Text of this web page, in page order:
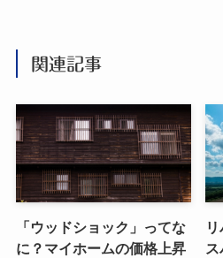
関連記事
「ウッドショック」ってな
に？マイホームの価格上昇